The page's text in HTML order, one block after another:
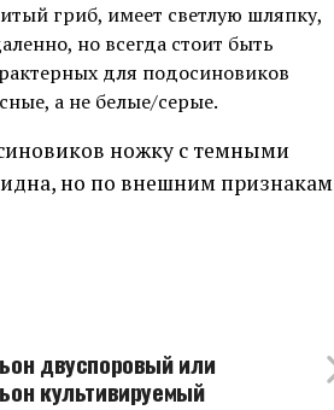
гриб, имеет светлую шляпку,
но всегда стоит быть
для подосиновиков
а не белые/серые.
ножку с темными
но по внешним признакам
двуспоровый или
культивируемый